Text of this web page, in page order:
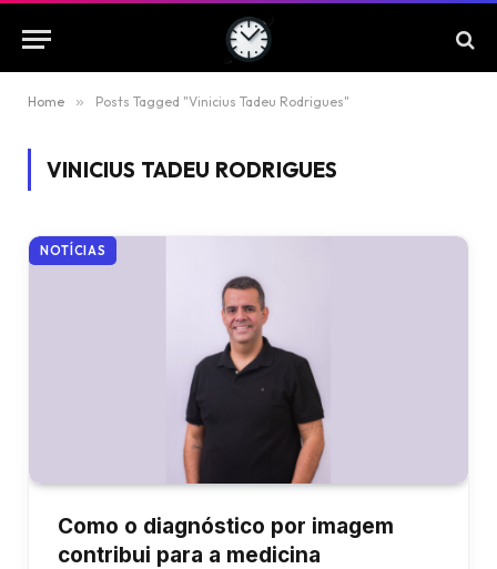
Home » Posts Tagged "Vinicius Tadeu Rodrigues"
VINICIUS TADEU RODRIGUES
NOTÍCIAS
Como o diagnóstico por imagem
contribui para a medicina